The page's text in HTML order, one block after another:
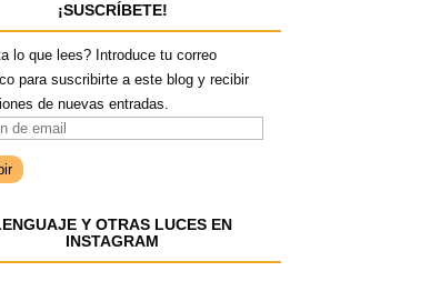
¡SUSCRÍBETE!
lo que lees? Introduce tu correo
para suscribirte a este blog y recibir
de nuevas entradas.
Y OTRAS LUCES EN
INSTAGRAM